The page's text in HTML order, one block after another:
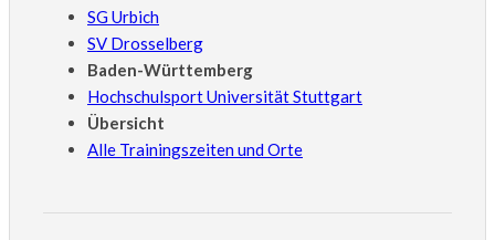
SG Urbich
SV Drosselberg
Baden-Württemberg
Hochschulsport Universität Stuttgart
Übersicht
Alle Trainingszeiten und Orte